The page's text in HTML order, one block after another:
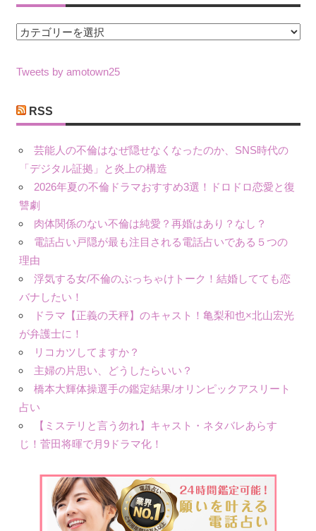
カ
ゴ
ー
Tweets by amotown25
RSS
芸能人の不倫はなぜ隠せなくなったのか、SNS時代の
「デジタル証拠」と炎上の構造
2026年夏の不倫ドラマおすすめ3選！ドロドロ恋愛と復
讐劇
肉体関係のない不倫は純愛？再婚はあり？なし？
電話占い戸隠が最も注目される電話占いである５つの
理由
浮気する女/不倫のぶっちゃけトーク！結婚してても恋
バナしたい！
ドラマ【正義の天秤】のキャスト！亀梨和也×北山宏光
が弁護士に！
リコカツしてますか？
主婦の片思い、どうしたらいい？
橋本大輝体操選手の鑑定結果/オリンピックアスリート
占い
【ミステリと言う勿れ】キャスト・ネタバレあらす
じ！菅田将暉で月9ドラマ化！